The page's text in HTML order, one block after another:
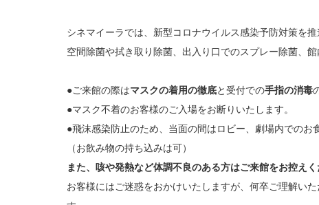
シネマイーラでは、新型コロナウイルス感染予防対策を
空間除菌や拭き取り除菌、出入り口でのスプレー除菌、館
●ご来館の際はマスクの着用の徹底と受付での手指の消毒
●マスク不着のお客様のご入場をお断りいたします。
●飛沫感染防止のため、当面の間はロビー、劇場内での
（お飲み物の持ち込みは可）
また、咳や発熱など体調不良のある方はご来館をお控えく
お客様にはご迷惑をおかけいたしますが、何卒ご理解い